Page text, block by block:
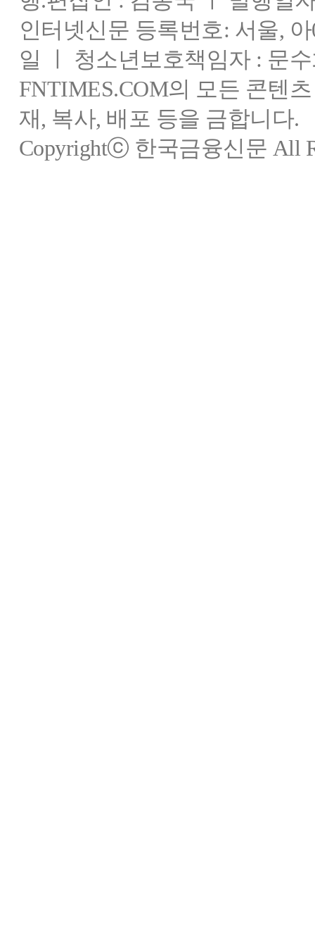
인터넷신문 등록번호: 서울,
일 ㅣ 청소년보호책임자 : 문
FNTIMES.COM의 모든 콘텐
재, 복사, 배포 등을 금합니다.
Copyrightⓒ 한국금융신문 All